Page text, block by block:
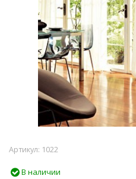
Артикул: 1022
В наличии